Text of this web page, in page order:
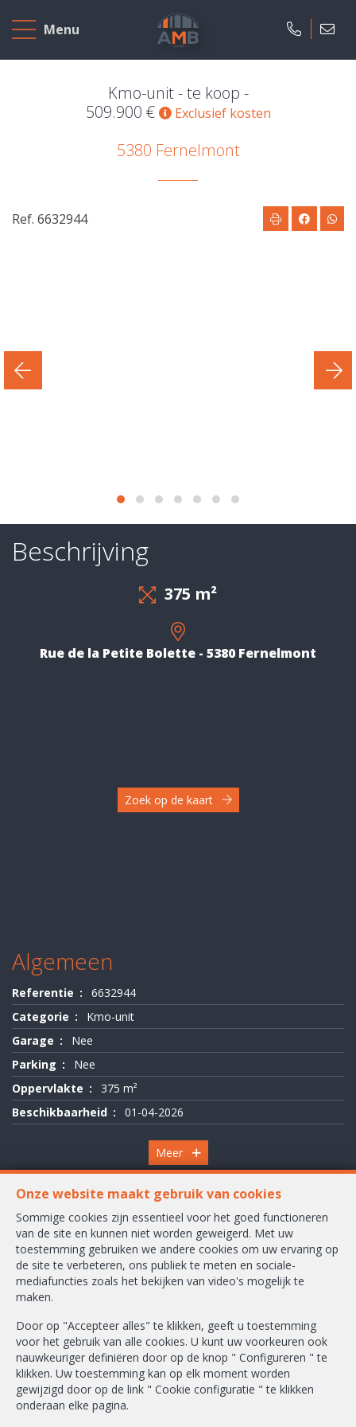
Menu
Home
Te
Ons
vertrouwen
ons
-
Kmo-unit - te koop -
509.900 €
Exclusief kosten
5380 Fernelmont
Beschrijving
375 m²
Rue de la Petite Bolette - 5380 Fernelmont
Zoek op de kaart
Algemeen
Referentie
6632944
Categorie
Kmo-unit
Garage
Nee
Parking
Nee
Oppervlakte
375 m²
Beschikbaarheid
01-04-2026
Meer
Ref. 6632944
Onze website maakt gebruik van cookies
Sommige cookies zijn essentieel voor het goed functioneren
van de site en kunnen niet worden geweigerd. Met uw
toestemming gebruiken we andere cookies om uw ervaring op
de site te verbeteren, ons publiek te meten en sociale-
mediafuncties zoals het bekijken van video's mogelijk te
maken.
Door op "Accepteer alles" te klikken, geeft u toestemming
voor het gebruik van alle cookies. U kunt uw voorkeuren ook
nauwkeuriger definiëren door op de knop " Configureren " te
klikken. Uw toestemming kan op elk moment worden
gewijzigd door op de link " Cookie configuratie " te klikken
onderaan elke pagina.
Waversesteenweg 2245 A
1160 Oudergem
+32-2/658.24.52
info@ambbroker.be
BIV-erkende vastgoedmakelaar-bemiddelaar in België, BIV N° 503.610
Ondernemingsnummer : BTW BE-0465.304.644
Toezichthoudende Autoriteit : Beroepinstituut van Vastgoedmakelaars
Luxemburgstraat, 16B - 1000 Brussel (+32 2 505 38 50 - info@biv.be) -